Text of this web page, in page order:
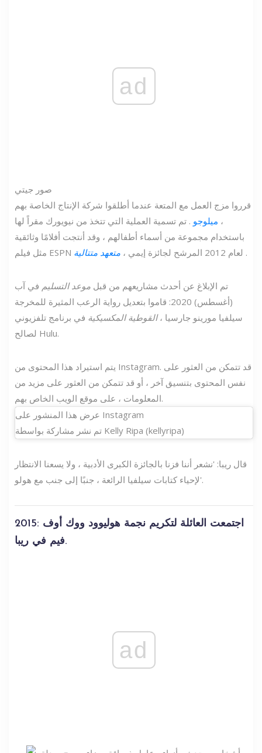
ad
صور جيتي
قرروا مزج العمل مع المتعة عندما أطلقوا شركة الإنتاج الخاصة بهم
، ميلوجو . تم تسمية العملية التي تتخذ من نيويورك مقراً لها
باستخدام مجموعة من أسماء أطفالهم ، وقد أنتجت أفلامًا وثائقية
مثل فيلم ESPN لعام 2012 المرشح لجائزة إيمي ،
متعهد متتالية .
تم الإبلاغ عن أحدث مشاريعهم من قبل موعد التسليم في آب
(أغسطس) 2020: قاموا بتعديل رواية الرعب المثيرة للمخرجة
سيلفيا مورينو جارسيا ،القوطية المكسيكية في برنامج تلفزيوني
لصالح Hulu.
يتم استيراد هذا المحتوى من Instagram. قد تتمكن من العثور على
نفس المحتوى بتنسيق آخر ، أو قد تتمكن من العثور على مزيد من
المعلومات ، على موقع الويب الخاص بهم.
عرض هذا المنشور على Instagram
تم نشر مشاركة بواسطة Kelly Ripa (kellyripa)
قال ريبا: 'نشعر أننا فزنا بالجائزة الكبرى الأدبية ، ولا يسعنا الانتظار
لإحياء كتابات سيلفيا الرائعة ، جنبًا إلى جنب مع هولو'.
2015: اجتمعت العائلة لتكريم نجمة هوليوود ووك أوف
فيم في ريبا.
ad